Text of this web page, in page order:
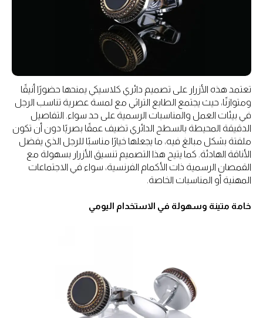
تعتمد هذه الأزرار على تصميم دائري كلاسيكي يمنحها حضورًا أنيقًا
ومتوازنًا، حيث يجتمع الطابع التراثي مع لمسة عصرية تناسب الرجل
في بيئات العمل والمناسبات الرسمية على حد سواء. التفاصيل
الدقيقة المحيطة بالسطح الدائري تضيف عمقًا بصريًا دون أن تكون
ملفتة بشكل مبالغ فيه، ما يجعلها خيارًا مناسبًا للرجل الذي يفضل
الأناقة الهادئة. كما يتيح هذا التصميم تنسيق الأزرار بسهولة مع
القمصان الرسمية ذات الأكمام الفرنسية، سواء في الاجتماعات
المهنية أو المناسبات الخاصة.
خامة متينة وسهولة في الاستخدام اليومي